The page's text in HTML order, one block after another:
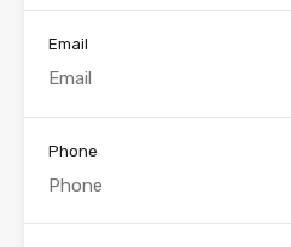
Email
Phone